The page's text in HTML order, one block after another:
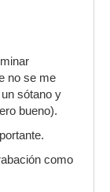
no se me
sótano y
bueno).
como